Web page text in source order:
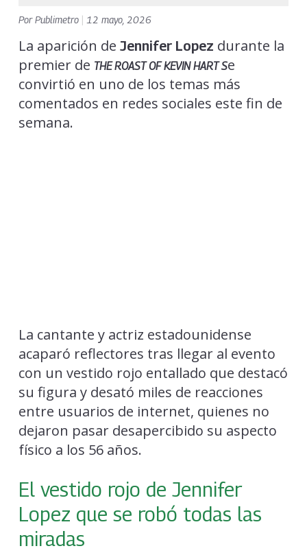
PorPublimetro 12 mayo, 2026
La aparición de Jennifer Lopez durante la
premier de THE ROAST OF KEVIN HARTSe
convirtió en uno de los temas más
comentados en redes sociales este fin de
semana.
La cantante y actriz estadounidense
acaparó reflectores tras llegar al evento
con un vestido rojo entallado que destacó
su figura y desató miles de reacciones
entre usuarios de internet, quienes no
dejaron pasar desapercibido su aspecto
físico a los 56 años.
El vestido rojo de Jennifer
Lopez que se robó todas las
miradas